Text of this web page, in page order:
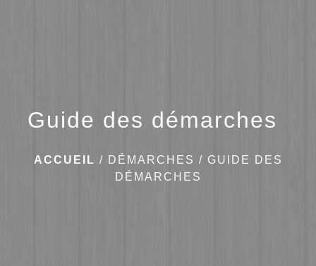
Guide des démarches
ACCUEIL / DÉMARCHES / GUIDE DES
DÉMARCHES